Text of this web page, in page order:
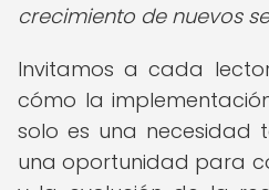
crecimiento de nuevos
Invitamos a cada
cómo la
solo es una necesidad
una oportunidad para